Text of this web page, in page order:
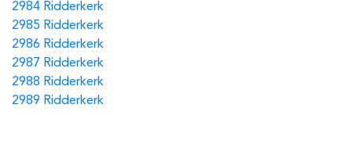
2984 Ridderkerk
2985 Ridderkerk
2986 Ridderkerk
2987 Ridderkerk
2988 Ridderkerk
2989 Ridderkerk